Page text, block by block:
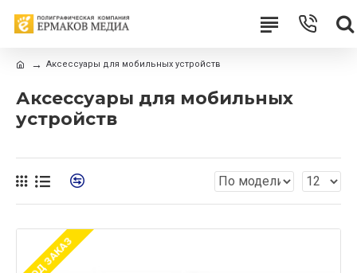
Аксессуары для мобильных устройств
Аксессуары для мобильных
устройств
ПОД ЗАКАЗ